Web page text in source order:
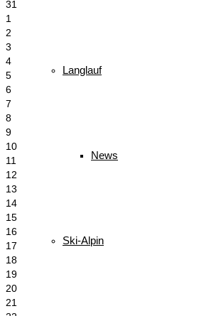
Langlauf
News
Ski-Alpin
31
1
2
3
4
5
6
7
8
9
10
11
12
13
14
15
16
17
18
19
20
21